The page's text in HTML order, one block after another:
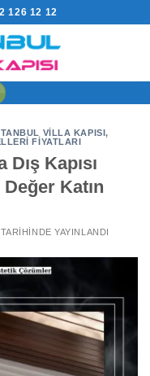
126 12 12
VILLA KAPISI,
FIYATLARI
Kapısı
Katın
TARIHINDE YAYINLANDI